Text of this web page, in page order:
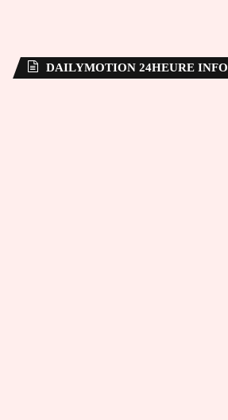
DAILYMOTION 24HEURE INFO